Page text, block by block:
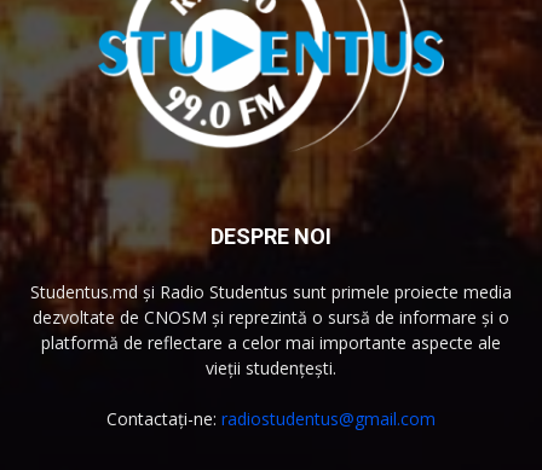
DESPRE NOI
Studentus.md și Radio Studentus sunt primele proiecte media
dezvoltate de CNOSM și reprezintă o sursă de informare și o
platformă de reflectare a celor mai importante aspecte ale
vieții studențești.
Contactați-ne: radiostudentus@gmail.com